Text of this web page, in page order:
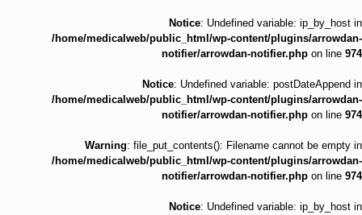
Notice: Undefined variable: ip_by_host in
/home/medicalweb/public_html/wp-content/plugins/arrowdan-
notifier/arrowdan-notifier.php on line 974
Notice: Undefined variable: postDateAppend in
/home/medicalweb/public_html/wp-content/plugins/arrowdan-
notifier/arrowdan-notifier.php on line 974
Warning: file_put_contents(): Filename cannot be empty in
/home/medicalweb/public_html/wp-content/plugins/arrowdan-
notifier/arrowdan-notifier.php on line 974
Notice: Undefined variable: ip_by_host in